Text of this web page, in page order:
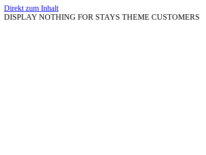
Direkt zum Inhalt
DISPLAY NOTHING FOR STAYS THEME CUSTOMERS